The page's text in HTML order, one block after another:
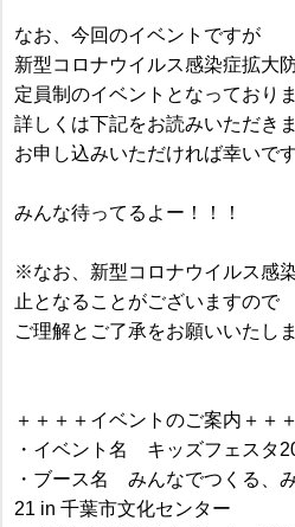
なお、今回のイベントですが
新型コロナウイルス感染症拡大
定員制のイベントとなっておりま
詳しくは下記をお読みいただき
お申し込みいただければ幸いで
みんな待ってるよー！！！
※なお、新型コロナウイルス感
止となることがございますので
ご理解とご了承をお願いいたしま
＋＋＋＋イベントのご案内＋＋
・イベント名 キッズフェスタ
・ブース名 みんなでつくる、
21 in 千葉市文化センター